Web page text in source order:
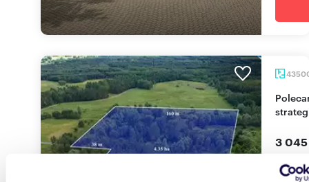
Polecam działkę komercyjną 4,35 ha w Zabrniu -
3